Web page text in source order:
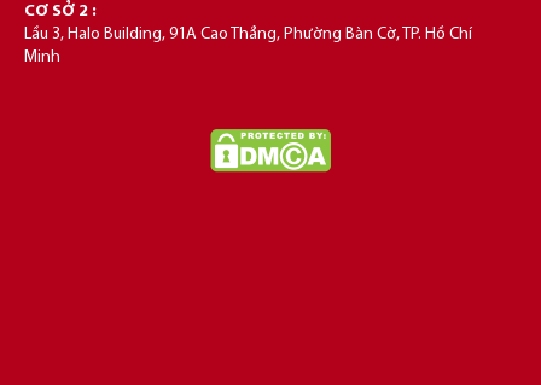
CƠ SỞ 2 :
Lầu 3, Halo Building, 91A Cao Thắng, Phường Bàn Cờ, TP. Hồ Chí
Minh